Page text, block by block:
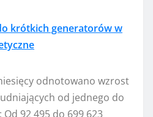
krótkich generatorów w
odnotowano wzrost
od jednego do
92 495 do 699 623